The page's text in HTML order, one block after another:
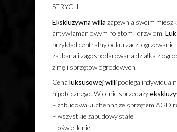
STRYCH
Ekskluzywna willa zapewnia swoim
antywłamaniowym roletom i drzwiom.
przykład centralny odkurzacz, ogrzewanie
zadbana i zagospodarowana działka z
zimę i sprzętów ogrodowych.
Cena luksusowej willipodlega
hipotecznego. W cenie sprzedaży
– zabudowa kuchenna ze sprzętem AGD
– wszystkie zabudowy stałe
– oświetlenie